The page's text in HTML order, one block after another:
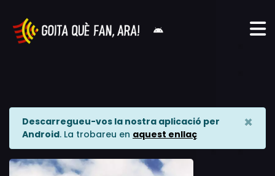
Descarregueu-vos la nostra aplicació per
Android. La trobareu en aquest enllaç
×